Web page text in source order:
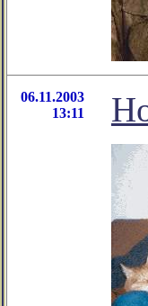
06.11.2003
13:11